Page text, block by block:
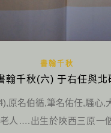
書翰千秋
翰千秋(六) 于右任與北
原名伯循,筆名佑任,騷心,
人….出生於陜西三原一